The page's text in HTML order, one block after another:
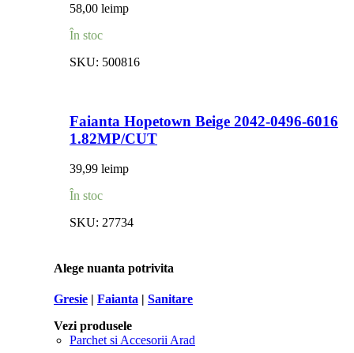
58,00 leimp
În stoc
SKU: 500816
Faianta Hopetown Beige 2042-0496-6016
1.82MP/CUT
39,99 leimp
În stoc
SKU: 27734
Alege nuanta potrivita
Gresie | Faianta | Sanitare
Vezi produsele
Parchet si Accesorii Arad